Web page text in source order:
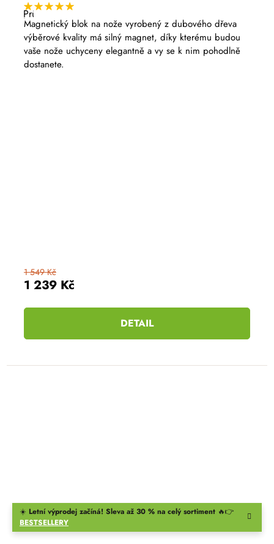
☀️ Letní výprodej začíná! Sleva až 30 % na celý sortiment 🔥👉
BESTSELLERY
Průměrné
hodnocení
produktu
je
5,0
z
5
1 239 Kč
1 549 Kč
DETAIL
Magnetický blok na nože vyrobený z dubového dřeva
výběrové kvality má silný magnet, díky kterému budou
vaše nože uchyceny elegantně a vy se k nim pohodlně
dostanete.